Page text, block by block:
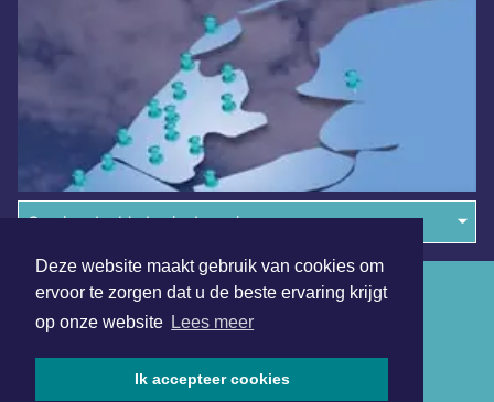
Deze website maakt gebruik van cookies om
ervoor te zorgen dat u de beste ervaring krijgt
op onze website Lees meer
Ik accepteer cookies
Overige dagbladen in de regio
Algemene voorwaarden
Disclaimer